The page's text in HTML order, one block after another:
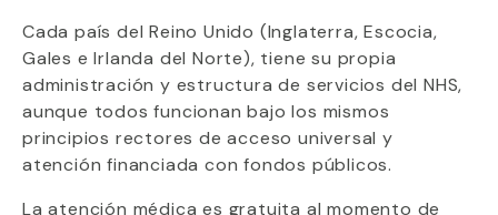
Cada país del Reino Unido (Inglaterra, Escocia,
Gales e Irlanda del Norte), tiene su propia
administración y estructura de servicios del NHS,
aunque todos funcionan bajo los mismos
principios rectores de acceso universal y
atención financiada con fondos públicos.
La atención médica es gratuita al momento de